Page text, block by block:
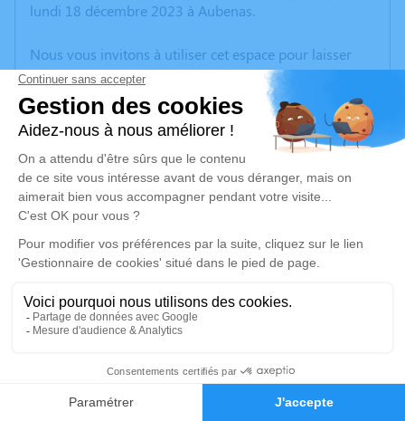
Faire-part Hommages
lundi 18 décembre 2023 à Aubenas.
Nous vous invitons à utiliser cet espace pour laisser
vos condoléances, partager des photos souvenirs, une
anecdote ou exprimer vos pensées à travers des
poèmes ou des textes. Cet endroit est un lieu
d'expression dédié à honorer la mémoire de Jacques
BERNOT.
Un service de plantation d’arbre hommage est
disponible ici.
Je rends hommage
Cérémonie religieuse
Information indisponible